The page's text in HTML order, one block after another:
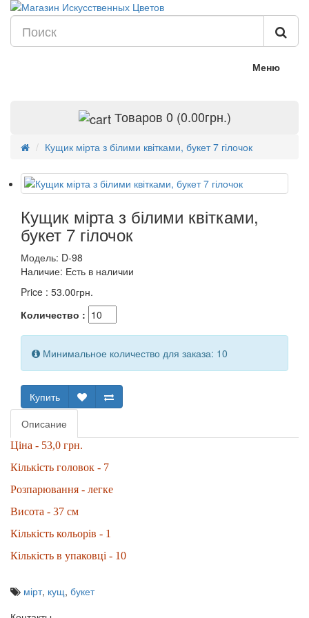
Меню
Товаров 0 (0.00грн.)
Кущик мірта з білими квітками, букет 7 гілочок
Кущик мірта з білими квітками,
букет 7 гілочок
Модель: D-98
Наличие: Есть в наличии
Price : 53.00грн.
Количество :
Минимальное количество для заказа: 10
Купить
Описание
Ціна - 53,0 грн.
Кількість головок - 7
Розпарювання - легке
Висота - 37 см
Кількість кольорів - 1
Кількість в упаковці - 10
мірт, кущ, букет